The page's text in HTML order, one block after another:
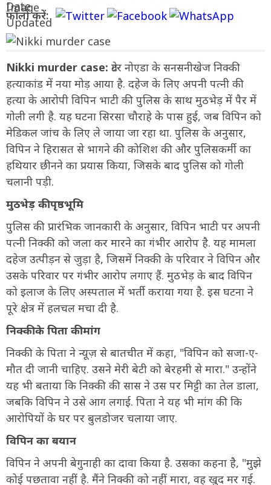
फॉलो करें:
Nikki murder case: ग्रेटर नोएडा के सनसनीखेज निक्की
हत्याकांड में नया मोड़ आया है. दहेज के लिए अपनी पत्नी की
हत्या के आरोपी विपिन भाटी की पुलिस के साथ मुठभेड़ में पैर में
गोली लगी है. यह घटना सिरसा चौराहे के पास हुई, जब विपिन को
मेडिकल जांच के लिए ले जाया जा रहा था. पुलिस के अनुसार,
विपिन ने हिरासत से भागने की कोशिश की और पुलिसकर्मी का
हथियार छीनने का प्रयास किया, जिसके बाद पुलिस को गोली
चलानी पड़ी.
मुठभेड़ की पृष्ठभूमि
पुलिस की प्रारंभिक जानकारी के अनुसार, विपिन भाटी पर अपनी
पत्नी निक्की को जला कर मारने का गंभीर आरोप है. यह मामला
दहेज उत्पीड़न से जुड़ा है, जिसमें निक्की के परिवार ने विपिन और
उसके परिवार पर गंभीर आरोप लगाए हैं. मुठभेड़ के बाद विपिन
को इलाज के लिए अस्पताल में भर्ती कराया गया है. इस घटना ने
पूरे क्षेत्र में हलचल मचा दी है.
निक्की के पिता की मांग
निक्की के पिता ने न्यूज़ से बातचीत में कहा, "विपिन को सजा-ए-
मौत दी जानी चाहिए. उसने मेरी बेटी को बेरहमी से मारा." उन्होंने
यह भी बताया कि निक्की की सास ने उस पर मिट्टी का तेल डाला,
जबकि विपिन ने उसे आग लगाई. पिता ने यह भी मांग की कि
आरोपियों के घर पर बुलडोजर चलाया जाए.
विपिन का बयान
विपिन ने अपनी बेगुनाही का दावा किया है. उसका कहना है, "मुझे
कोई पछतावा नहीं है. मैंने निक्की को नहीं मारा, वह खुद मर गई.